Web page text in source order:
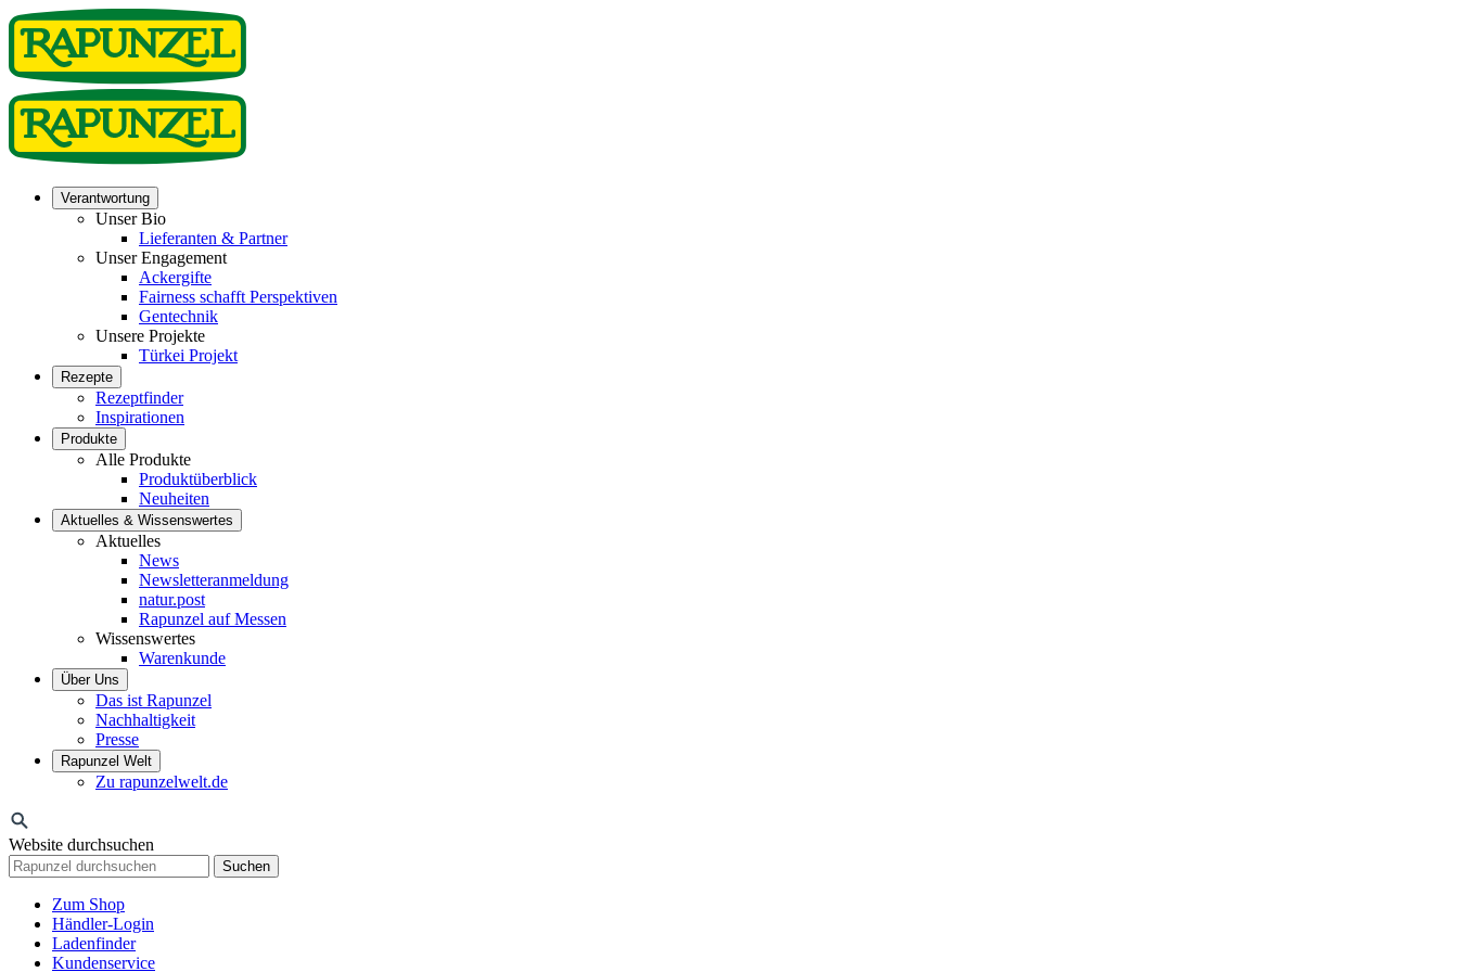
Verantwortung
Unser Bio
Lieferanten & Partner
Unser Engagement
Ackergifte
Fairness schafft Perspektiven
Gentechnik
Unsere Projekte
Türkei Projekt
Rezepte
Rezeptfinder
Inspirationen
Produkte
Alle Produkte
Produktüberblick
Neuheiten
Aktuelles & Wissenswertes
Aktuelles
News
Newsletteranmeldung
natur.post
Rapunzel auf Messen
Wissenswertes
Warenkunde
Über Uns
Das ist Rapunzel
Nachhaltigkeit
Presse
Rapunzel Welt
Zu rapunzelwelt.de
Website durchsuchen
Suchen
Zum Shop
Händler-Login
Ladenfinder
Kundenservice